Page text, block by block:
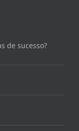
de sucesso?